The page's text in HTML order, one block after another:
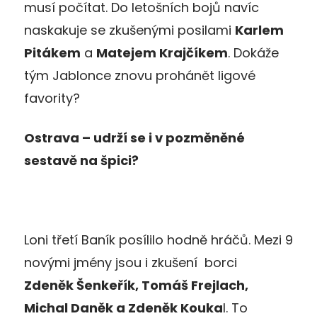
musí počítat. Do letošních bojů navíc
naskakuje se zkušenými posilami Karlem
Pitákem a Matejem Krajčíkem. Dokáže
tým Jablonce znovu prohánět ligové
favority?
Ostrava – udrží se i v pozměněné
sestavě na špici?
Loni třetí Baník posílilo hodně hráčů. Mezi 9
novými jmény jsou i zkušení borci
Zdeněk Šenkeřík, Tomáš Frejlach,
Michal Daněk a Zdeněk Koukal. To